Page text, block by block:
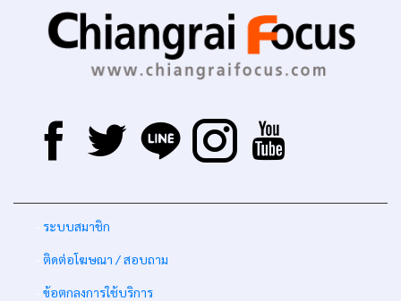
ระบบสมาชิก
ติดต่อโฆษณา / สอบถาม
ข้อตกลงการใช้บริการ